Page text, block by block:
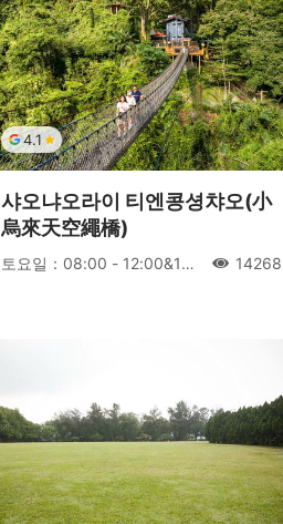
4.1
샤오냐오라이 티엔콩셩챠오(小
烏來天空繩橋)
토요일：08:00 - 12:00&13:00 - 17:00 人氣14268